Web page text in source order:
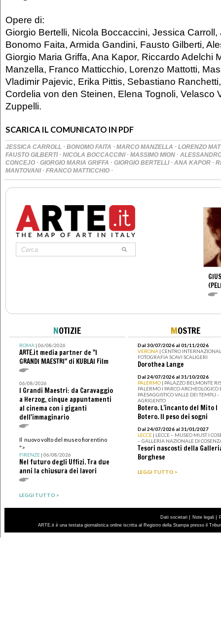
Opere di:
Giorgio Bertelli, Nicola Boccaccini, Jessica
Bonomo Faita, Armida Gandini, Fausto Gilberti,
Giorgio Maria Griffa, Ana Kapor, Riccardo Adelchi
Manzella, Franco Matticchio, Lorenzo Mattotti,
Vladimir Pajevic, Erika Pittis, Sebastiano
Cordelia von den Steinen, Elena Tognoli, Velasco
Zuppelli.
SCARICA IL COMUNICATO IN PDF
JESSICA CARROLL · BONOMO FAITA · MARCO MANZELLA · LORENZO
FAUSTO GILBERTI · NICOLA BOCCACCINI · MASSIMO MION ·
CONCEJO · GIORGIO MARIA GRIFFA · GIORGIO BERTELLI · ANA KAPOR ·
MANTOVANI · FRANCO MATTICCHIO ·
NOTIZIE
ROMA| 06/08/2026
ARTE.it media partner de "I
GRANDI MAESTRI" di KUBLAI Film
06/08/2026
I Grandi Maestri: da Caravaggio
a Herzog, cinque appuntamenti
al cinema con i giganti
dell'immaginario
Il nuovo volto del museo fiorentino
">
FIRENZE| 06/08/2026
Nel futuro degli Uffizi. Tra due
anni la chiusura dei lavori
LEGGI TUTTO >
MOSTRE
Dal 30/07/2026 al 01/11/2026
VERONA | CENTRO
FOTOGRAFIA SCAVI SCALIGERI
Dorothea Lange
Dal 24/07/2026 al 31/10/2026
PALERMO | PALAZZO BELMONTE
PALERMO I PARCO ARCHEOLOGICO
PAESAGGISTICO VALLE DEI TEMPLI -
AGRIGENTO
Botero. L’incanto del Mito I
Botero. Il peso dei sogni
Dal 24/07/2026 al 31/01/2027
LECCE | LECCE – MUSEO MUST I
– GALLERIA NAZIONALE DI
Tesori nascosti della
Borghese
LEGGI TUTTO >
Dati societari Note legali
ARTE.it è una testata giornalistica online iscritta al Registro della Stampa presso il